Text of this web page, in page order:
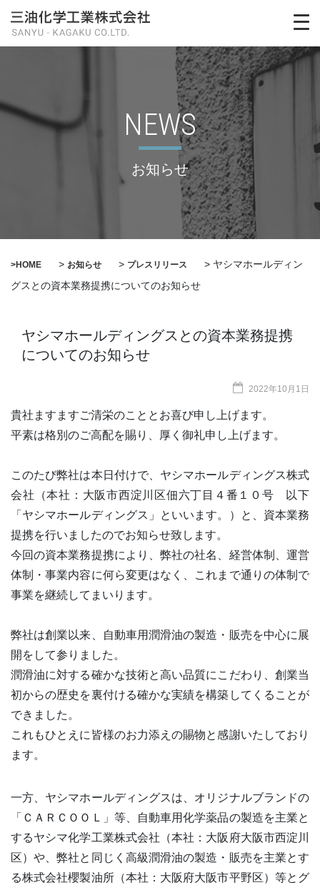
NEWS
お知らせ
>HOME > お知らせ > プレスリリース > ヤシマホールディン
グスとの資本業務提携についてのお知らせ
ヤシマホールディングスとの資本業務提携
についてのお知らせ
2022年10月1日
貴社ますますご清栄のこととお喜び申し上げます。
平素は格別のご高配を賜り、厚く御礼申し上げます。
このたび弊社は本日付けで、ヤシマホールディングス株式
会社（本社：大阪市西淀川区佃六丁目４番１０号 以下
「ヤシマホールディングス」といいます。）と、資本業務
提携を行いましたのでお知らせ致します。
今回の資本業務提携により、弊社の社名、経営体制、運営
体制・事業内容に何ら変更はなく、これまで通りの体制で
事業を継続してまいります。
弊社は創業以来、自動車用潤滑油の製造・販売を中心に展
開をして参りました。
潤滑油に対する確かな技術と高い品質にこだわり、創業当
初からの歴史を裏付ける確かな実績を構築してくることが
できました。
これもひとえに皆様のお力添えの賜物と感謝いたしており
ます。
一方、ヤシマホールディングスは、オリジナルブランドの
「ＣＡＲＣＯＯＬ」等、自動車用化学薬品の製造を主業と
するヤシマ化学工業株式会社（本社：大阪府大阪市西淀川
区）や、弊社と同じく高級潤滑油の製造・販売を主業とす
る株式会社櫻製油所（本社：大阪府大阪市平野区）等とグ